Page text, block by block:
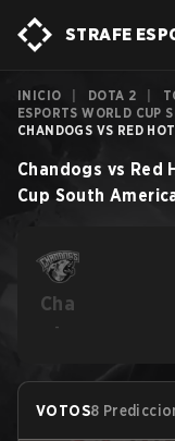
STRAFE
INICIO DOTA 2
ESPORTS WORLD CUP
CHANDOGS VS RED
Chandogs vs Red
Cup South
Cha
-
VOTOS8